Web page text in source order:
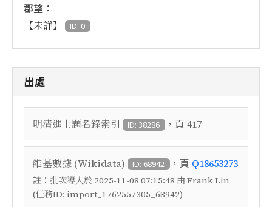
郡望：
【未詳】 ID: 0
出處
明清進士題名錄索引 ID: 38286 ，頁 417
維基數據 (Wikidata) ID: 68942 ，頁 Q18653273
註： 批次導入於 2025-11-08 07:15:48 由 Frank Lin
(任務ID: import_1762557305_68942)